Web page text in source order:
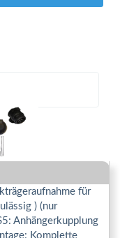
für
) (nur
Anhängerkupplung
Komplette